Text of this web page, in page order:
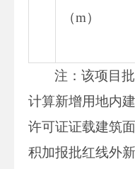
（m）
注：该项目
计算新增用地内
许可证证载建筑
积加报批红线外